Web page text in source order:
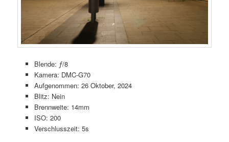
Blende: ƒ/8
Kamera: DMC-G70
Aufgenommen: 26 Oktober, 2024
Blitz: Nein
Brennweite: 14mm
ISO: 200
Verschlusszeit: 5s